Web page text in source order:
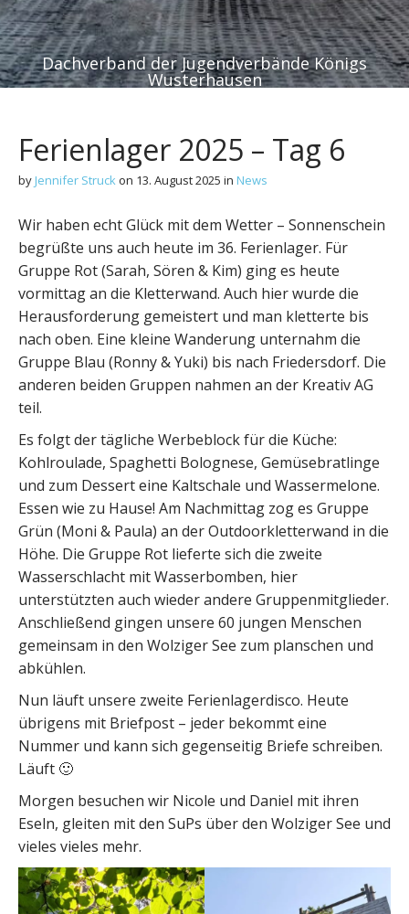
Dachverband der Jugendverbände Königs
Wusterhausen
Ferienlager 2025 – Tag 6
by Jennifer Struckon 13. August 2025 in News
Wir haben echt Glück mit dem Wetter – Sonnenschein
begrüßte uns auch heute im 36. Ferienlager. Für
Gruppe Rot (Sarah, Sören & Kim) ging es heute
vormittag an die Kletterwand. Auch hier wurde die
Herausforderung gemeistert und man kletterte bis
nach oben. Eine kleine Wanderung unternahm die
Gruppe Blau (Ronny & Yuki) bis nach Friedersdorf. Die
anderen beiden Gruppen nahmen an der Kreativ AG
teil.
Es folgt der tägliche Werbeblock für die Küche:
Kohlroulade, Spaghetti Bolognese, Gemüsebratlinge
und zum Dessert eine Kaltschale und Wassermelone.
Essen wie zu Hause! Am Nachmittag zog es Gruppe
Grün (Moni & Paula) an der Outdoorkletterwand in die
Höhe. Die Gruppe Rot lieferte sich die zweite
Wasserschlacht mit Wasserbomben, hier
unterstützten auch wieder andere Gruppenmitglieder.
Anschließend gingen unsere 60 jungen Menschen
gemeinsam in den Wolziger See zum planschen und
abkühlen.
Nun läuft unsere zweite Ferienlagerdisco. Heute
übrigens mit Briefpost – jeder bekommt eine
Nummer und kann sich gegenseitig Briefe schreiben.
Läuft 🙂
Morgen besuchen wir Nicole und Daniel mit ihren
Eseln, gleiten mit den SuPs über den Wolziger See und
vieles vieles mehr.